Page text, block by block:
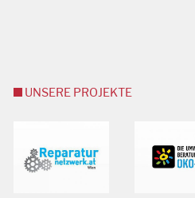
UNSERE PROJEKTE